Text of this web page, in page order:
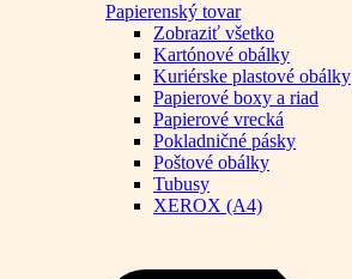
Papierenský tovar
Zobraziť všetko
Kartónové obálky
Kuriérske plastové obálky
Papierové boxy a riad
Papierové vrecká
Pokladničné pásky
Poštové obálky
Tubusy
XEROX (A4)